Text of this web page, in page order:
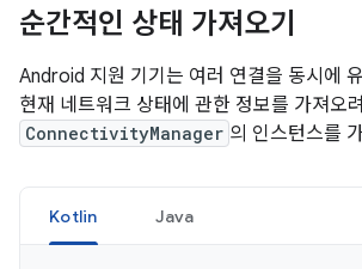
순간적인 상태 가져오기
Android 지원 기기는 여러 연결을 동시에
현재 네트워크 상태에 관한 정보를 가져오
ConnectivityManager 의 인스턴스를
Kotlin Java